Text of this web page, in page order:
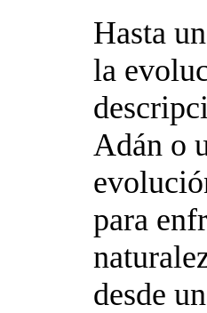
Hasta
la
Adán o
para
desde